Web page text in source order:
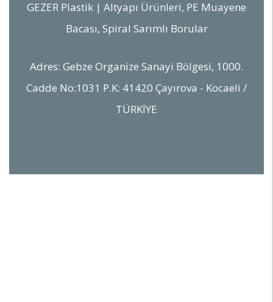
GEZER Plastik | Altyapı Ürünleri, PE Muayene
Bacası, Spiral Sarımlı Borular
Adres: Gebze Organize Sanayi Bölgesi, 1000.
Cadde No:1031 P.K: 41420 Çayırova - Kocaeli /
TÜRKİYE